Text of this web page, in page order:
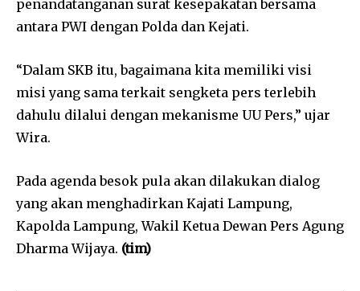
penandatanganan surat kesepakatan bersama
antara PWI dengan Polda dan Kejati.
“Dalam SKB itu, bagaimana kita memiliki visi
misi yang sama terkait sengketa pers terlebih
dahulu dilalui dengan mekanisme UU Pers,” ujar
Wira.
Pada agenda besok pula akan dilakukan dialog
yang akan menghadirkan Kajati Lampung,
Kapolda Lampung, Wakil Ketua Dewan Pers Agung
Dharma Wijaya. (tim)